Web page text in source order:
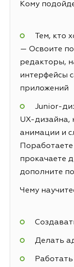
Кому
Тем, кто
— Освоите
редакторы,
интерфейсы
приложений
Junior-
UX-дизайна,
анимации и
прокачаете
дополните
Чему
Делать